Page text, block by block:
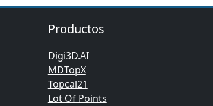
Productos
Digi3D.AI
MDTopX
Topcal21
Lot Of Points